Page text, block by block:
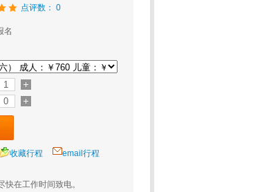
点评数： 0
名
收藏行程
email行程
在工作时间致电。